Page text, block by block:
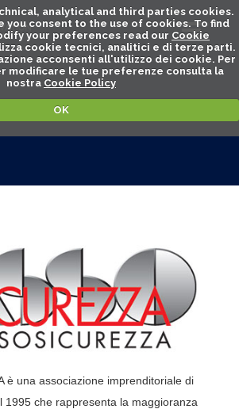
analytical and third parties cookies.
you consent to the use of cookies. To find
your preferences read our Cookie
cookie tecnici, analitici e di terze parti.
acconsenti all'utilizzo dei cookie. Per
modificare le tue preferenze consulta la
nostra Cookie Policy
OK
è una associazione imprenditoriale di
1995 che rappresenta la maggioranza